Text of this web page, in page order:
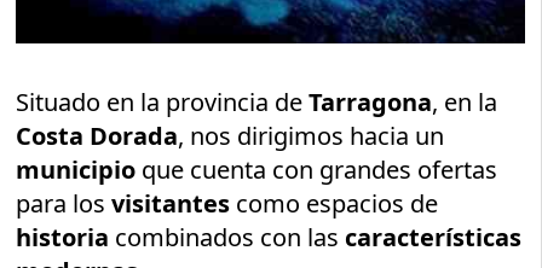
Situado en la provincia deTarragona, en la
Costa Dorada, nos dirigimos hacia un
municipio que cuenta con grandes ofertas
para losvisitantes como espacios de
historia combinados con las características